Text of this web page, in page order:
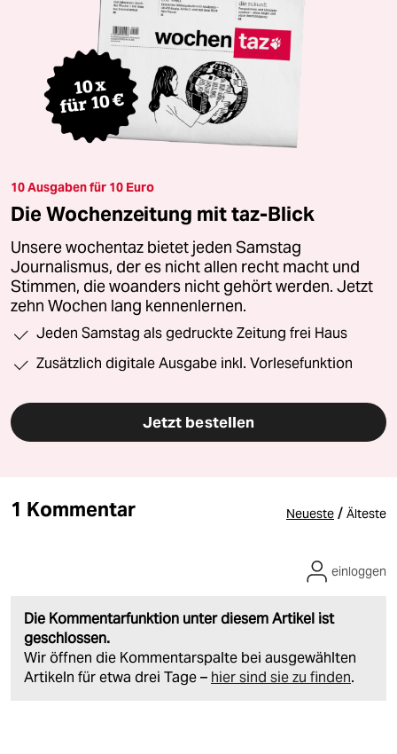
10 Ausgaben für 10 Euro
Die Wochenzeitung mit taz-Blick
Unsere wochentaz bietet jeden Samstag
Journalismus, der es nicht allen recht macht und
Stimmen, die woanders nicht gehört werden. Jetzt
zehn Wochen lang kennenlernen.
Jeden Samstag als gedruckte Zeitung frei Haus
Zusätzlich digitale Ausgabe inkl. Vorlesefunktion
Jetzt bestellen
1 Kommentar Neueste / Älteste
Die Kommentarfunktion unter diesem Artikel ist
geschlossen.
Wir öffnen die Kommentarspalte bei ausgewählten
Artikeln für etwa drei Tage – hier sind sie zu finden.
einloggen